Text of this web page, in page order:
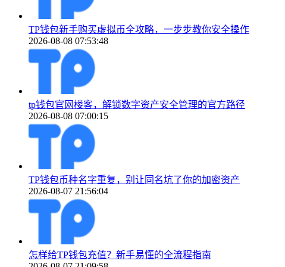
TP钱包新手购买虚拟币全攻略，一步步教你安全操作
2026-08-08 07:53:48
tp钱包官网楼客，解锁数字资产安全管理的官方路径
2026-08-08 07:00:15
TP钱包币种名字重复，别让同名坑了你的加密资产
2026-08-07 21:56:04
怎样给TP钱包充值？新手易懂的全流程指南